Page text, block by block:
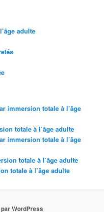
adulte
immersion totale à l’âge
totale à l’âge adulte
immersion totale à l’âge
totale à l’âge adulte
totale à l’âge adulte
WordPress